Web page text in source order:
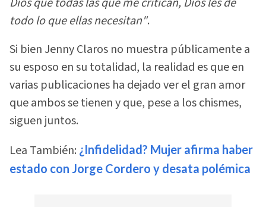
todo lo que ellas necesitan".
Si bien Jenny Claros no muestra públicamente a
su esposo en su totalidad, la realidad es que en
varias publicaciones ha dejado ver el gran amor
que ambos se tienen y que, pese a los chismes,
siguen juntos.
Lea También: ¿Infidelidad? Mujer afirma haber
estado con Jorge Cordero y desata polémica